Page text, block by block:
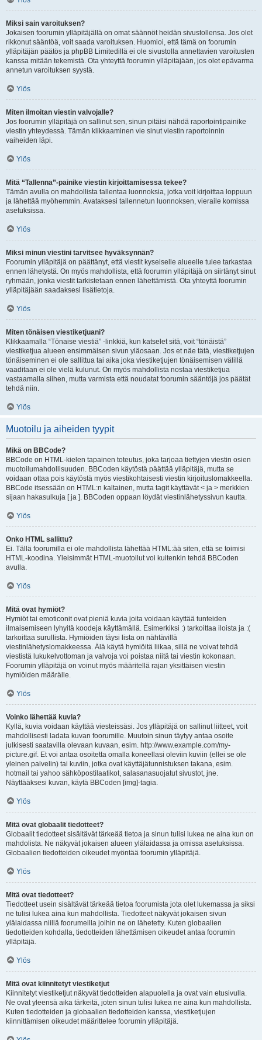
Miksi sain varoituksen?
Jokaisen foorumin ylläpitäjällä on omat säännöt heidän sivustollensa. Jos olet
rikkonut sääntöä, voit saada varoituksen. Huomioi, että tämä on foorumin
ylläpitäjän päätös ja phpBB Limitedillä ei ole sivustolla annettavien varoitusten
kanssa mitään tekemistä. Ota yhteyttä foorumin ylläpitäjään, jos olet epävarma
annetun varoituksen syystä.
Ylös
Miten ilmoitan viestin valvojalle?
Jos foorumin ylläpitäjä on sallinut sen, sinun pitäisi nähdä raportointipainike
viestin yhteydessä. Tämän klikkaaminen vie sinut viestin raportoinnin
vaiheiden läpi.
Ylös
Mitä “Tallenna”-painike viestin kirjoittamisessa tekee?
Tämän avulla on mahdollista tallentaa luonnoksia, jotka voit kirjoittaa loppuun
ja lähettää myöhemmin. Avataksesi tallennetun luonnoksen, vieraile komissa
asetuksissa.
Ylös
Miksi minun viestini tarvitsee hyväksynnän?
Foorumin ylläpitäjä on päättänyt, että viestit kyseiselle alueelle tulee tarkastaa
ennen lähetystä. On myös mahdollista, että foorumin ylläpitäjä on siirtänyt sinut
ryhmään, jonka viestit tarkistetaan ennen lähettämistä. Ota yhteyttä foorumin
ylläpitäjään saadaksesi lisätietoja.
Ylös
Miten tönäisen viestiketjuani?
Klikkaamalla “Tönaise viestiä” -linkkiä, kun katselet sitä, voit “tönäistä”
viestiketjua alueen ensimmäisen sivun yläosaan. Jos et näe tätä, viestiketjujen
tönäiseminen ei ole sallittua tai aika joka viestiketjujen tönäisemisen välillä
vaaditaan ei ole vielä kulunut. On myös mahdollista nostaa viestiketjua
vastaamalla siihen, mutta varmista että noudatat foorumin sääntöjä jos päätät
tehdä niin.
Ylös
Muotoilu ja aiheiden tyypit
Mikä on BBCode?
BBCode on HTML-kielen tapainen toteutus, joka tarjoaa tiettyjen viestin osien
muotoilumahdollisuuden. BBCoden käytöstä päättää ylläpitäjä, mutta se
voidaan ottaa pois käytöstä myös viestikohtaisesti viestin kirjoituslomakkeella.
BBCode itsessään on HTML:n kaltainen, mutta tagit käyttävät < ja > merkkien
sijaan hakasulkuja [ ja ]. BBCoden oppaan löydät viestinlähetyssivun kautta.
Ylös
Onko HTML sallittu?
Ei. Tällä foorumilla ei ole mahdollista lähettää HTML:ää siten, että se toimisi
HTML-koodina. Yleisimmät HTML-muotoilut voi kuitenkin tehdä BBCoden
avulla.
Ylös
Mitä ovat hymiöt?
Hymiöt tai emoticonit ovat pieniä kuvia joita voidaan käyttää tunteiden
ilmaisemiseen lyhyitä koodeja käyttämällä. Esimerkiksi :) tarkoittaa iloista ja :(
tarkoittaa surullista. Hymiöiden täysi lista on nähtävillä
viestinlähetyslomakkeessa. Älä käytä hymiöitä liikaa, sillä ne voivat tehdä
viestistä lukukelvottoman ja valvoja voi poistaa niitä tai viestin kokonaan.
Foorumin ylläpitäjä on voinut myös määritellä rajan yksittäisen viestin
hymiöiden määrälle.
Ylös
Voinko lähettää kuvia?
Kyllä, kuvia voidaan käyttää viesteissäsi. Jos ylläpitäjä on sallinut liitteet, voit
mahdollisesti ladata kuvan foorumille. Muutoin sinun täytyy antaa osoite
julkisesti saatavilla olevaan kuvaan, esim. http://www.example.com/my-
picture.gif. Et voi antaa osoitetta omalla koneellasi oleviin kuviin (ellei se ole
yleinen palvelin) tai kuviin, jotka ovat käyttäjätunnistuksen takana, esim.
hotmail tai yahoo sähköpostilaatikot, salasanasuojatut sivustot, jne.
Näyttääksesi kuvan, käytä BBCoden [img]-tagia.
Ylös
Mitä ovat globaalit tiedotteet?
Globaalit tiedotteet sisältävät tärkeää tietoa ja sinun tulisi lukea ne aina kun on
mahdolista. Ne näkyvät jokaisen alueen ylälaidassa ja omissa asetuksissa.
Globaalien tiedotteiden oikeudet myöntää foorumin ylläpitäjä.
Ylös
Mitä ovat tiedotteet?
Tiedotteet usein sisältävät tärkeää tietoa foorumista jota olet lukemassa ja siksi
ne tulisi lukea aina kun mahdollista. Tiedotteet näkyvät jokaisen sivun
ylälaidassa niillä foorumeilla joihin ne on lähetetty. Kuten globaalien
tiedotteiden kohdalla, tiedotteiden lähettämisen oikeudet antaa foorumin
ylläpitäjä.
Ylös
Mitä ovat kiinnitetyt viestiketjut
Kiinnitetyt viestiketjut näkyvät tiedotteiden alapuolella ja ovat vain etusivulla.
Ne ovat yleensä aika tärkeitä, joten sinun tulisi lukea ne aina kun mahdollista.
Kuten tiedotteiden ja globaalien tiedotteiden kanssa, viestiketjujen
kiinnittämisen oikeudet määrittelee foorumin ylläpitäjä.